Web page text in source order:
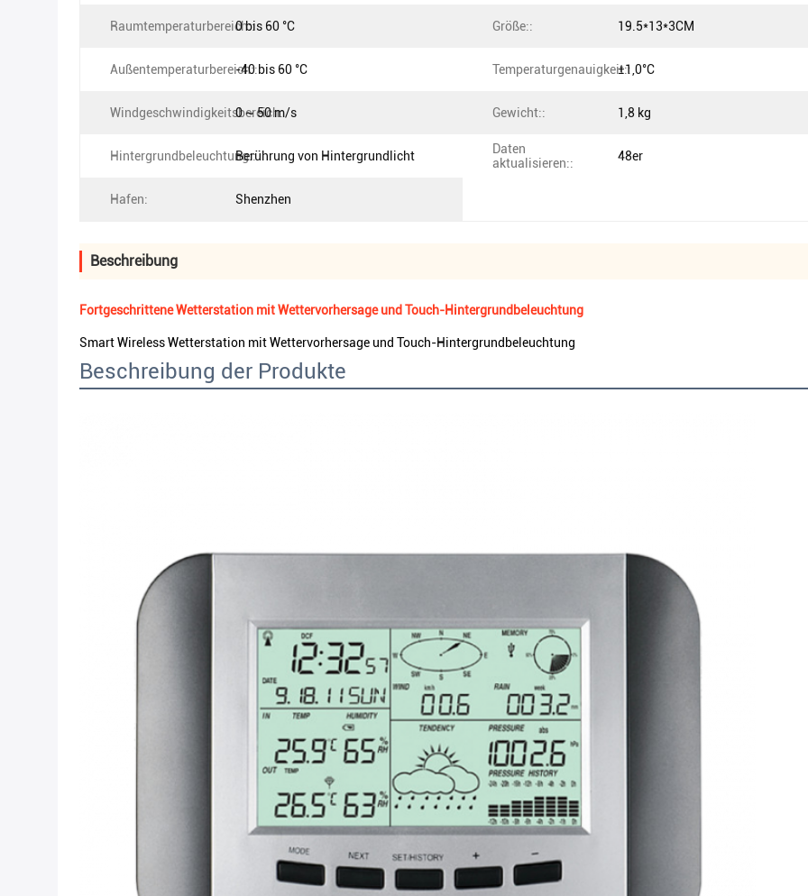
Raumtemperaturbereich::0 bis 60 °C Größe:: 19.5*13*3CM
Außentemperaturbereich::-40 bis 60 °C Temperaturgenauigkeit::±1,0°C
Windgeschwindigkeitsbereich:
0 ~ 50 m/s Gewicht:: 1,8 kg
Hintergrundbeleuchtung::Berührung von Hintergrundlicht
Daten
aktualisieren::
48er
Hafen: Shenzhen
Beschreibung
Fortgeschrittene Wetterstation mit Wettervorhersage und Touch-Hintergrundbeleuchtung
Smart Wireless Wetterstation mit Wettervorhersage und Touch-Hintergrundbeleuchtung
Beschreibung der Produkte